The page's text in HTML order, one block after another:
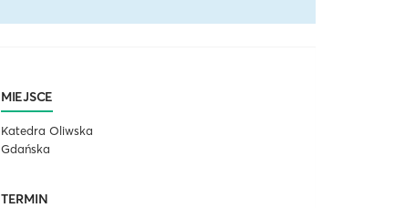
MIEJSCE
Katedra Oliwska
Gdańska
TERMIN